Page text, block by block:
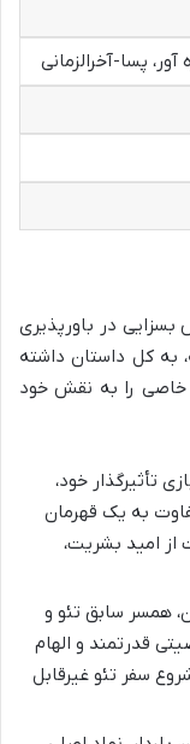
پسا-آخرالزمانی
در باورپذیری
کل داستان داشته
خاصی را به نقش خود
تأثیرگذار خود،
به یک قهرمان
از امید بشریت،
همسر سابق تئو و
قدرتمند و الهام
سفر تئو غیرقابل